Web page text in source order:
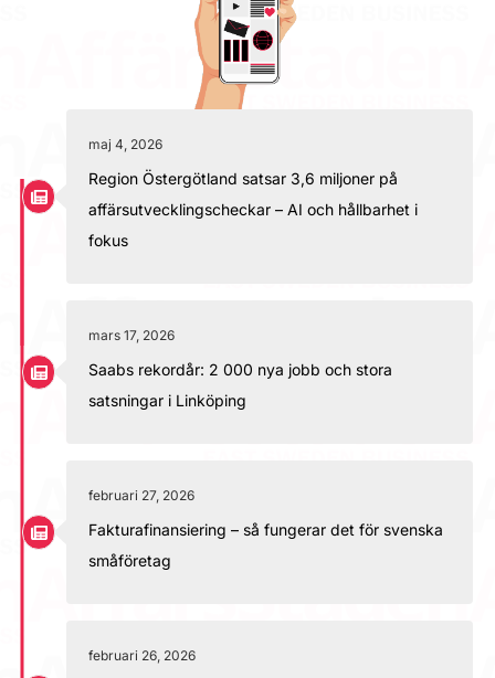
maj 4, 2026
Region Östergötland satsar 3,6 miljoner på
affärsutvecklingscheckar – AI och hållbarhet i
fokus
mars 17, 2026
Saabs rekordår: 2 000 nya jobb och stora
satsningar i Linköping
februari 27, 2026
Fakturafinansiering – så fungerar det för svenska
småföretag
februari 26, 2026